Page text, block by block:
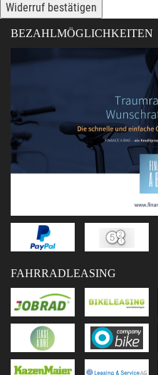
Widerruf bestätigen
BEZAHLMÖGLICHKEITEN
FAHRRADLEASING